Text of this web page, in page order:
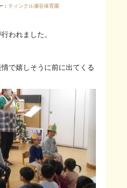
： ティンクル瀬谷保育園
われました。
で嬉しそうに前に出てくる